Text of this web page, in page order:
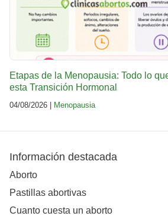
Etapas de la Menopausia: Todo lo
esta Transición Hormonal
04/08/2026 | Menopausia
Información destacada
Aborto
Pastillas abortivas
Cuanto cuesta un aborto